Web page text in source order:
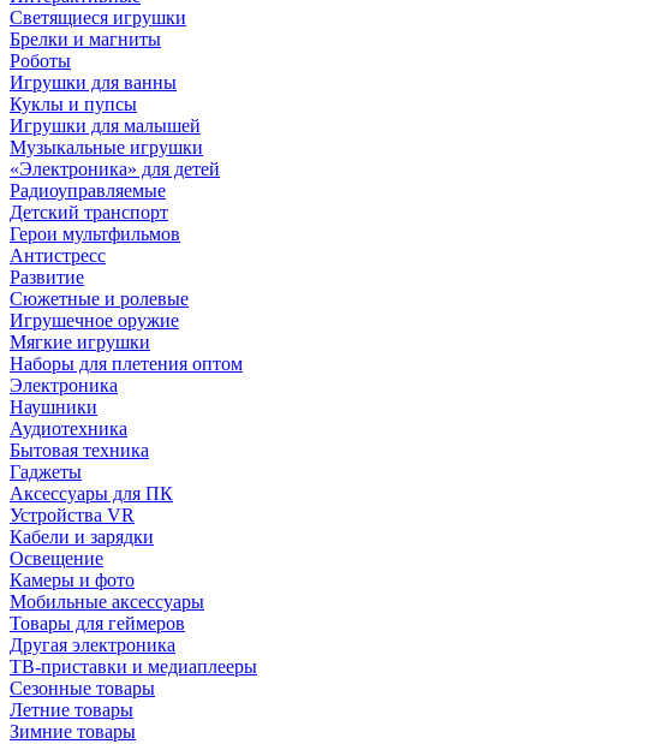
Светящиеся игрушки
Брелки и магниты
Роботы
Игрушки для ванны
Куклы и пупсы
Игрушки для малышей
Музыкальные игрушки
«Электроника» для детей
Радиоуправляемые
Детский транспорт
Герои мультфильмов
Антистресс
Развитие
Сюжетные и ролевые
Игрушечное оружие
Мягкие игрушки
Наборы для плетения оптом
Электроника
Наушники
Аудиотехника
Бытовая техника
Гаджеты
Аксессуары для ПК
Устройства VR
Кабели и зарядки
Освещение
Камеры и фото
Мобильные аксессуары
Товары для геймеров
Другая электроника
ТВ-приставки и медиаплееры
Сезонные товары
Летние товары
Зимние товары